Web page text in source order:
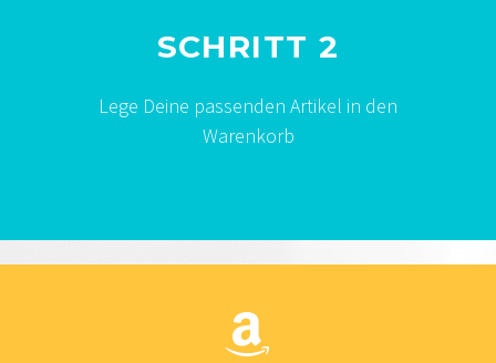
SCHRITT 2
Lege Deine passenden Artikel in den
Warenkorb

